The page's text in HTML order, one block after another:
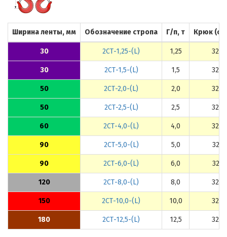
Ширина ленты, мм Обозначение стропа Г/п, т Крюк
30 2СТ-1,25-(L) 1,25
30 2СТ-1,5-(L) 1,5
50 2СТ-2,0-(L) 2,0
50 2СТ-2,5-(L) 2,5
60 2СТ-4,0-(L) 4,0
90 2СТ-5,0-(L) 5,0
90 2СТ-6,0-(L) 6,0
120 2СТ-8,0-(L) 8,0
150 2СТ-10,0-(L) 10,0
180 2СТ-12,5-(L) 12,5